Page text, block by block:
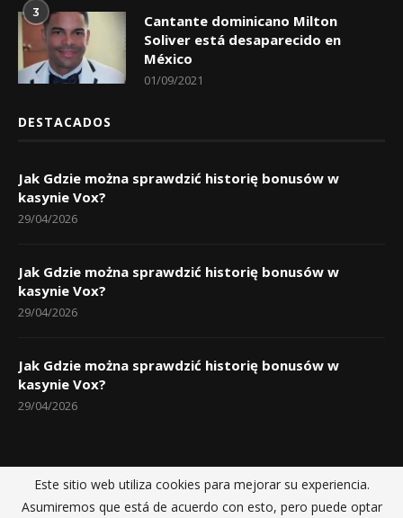
3
Cantante dominicano Milton
Soliver está desaparecido en
México
01/09/2021
DESTACADOS
Jak Gdzie można sprawdzić historię bonusów w
kasynie Vox?
29/04/2026
Jak Gdzie można sprawdzić historię bonusów w
kasynie Vox?
29/04/2026
Jak Gdzie można sprawdzić historię bonusów w
kasynie Vox?
29/04/2026
Inicio Políticas de privacidad Sobre nosotros Contactos
Este sitio web utiliza cookies para mejorar su experiencia.
Asumiremos que está de acuerdo con esto, pero puede optar